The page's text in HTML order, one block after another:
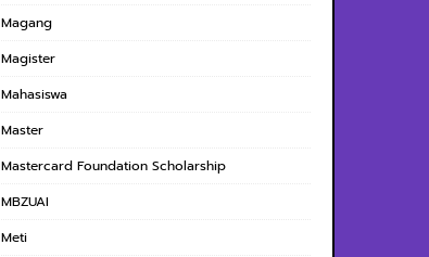
Magang
Magister
Mahasiswa
Master
Mastercard Foundation Scholarship
MBZUAI
Meti